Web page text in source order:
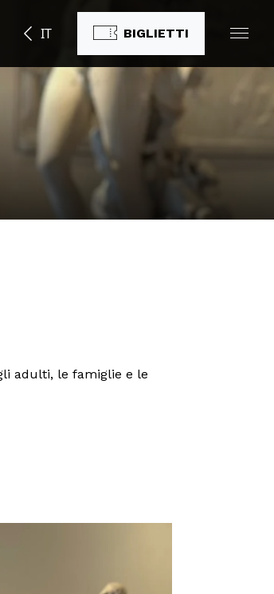
IT BIGLIETTI
adulti, le famiglie e le